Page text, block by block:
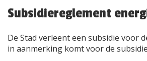
Subsidiereglement
De Stad verleent een subsidie voor
in aanmerking komt voor de